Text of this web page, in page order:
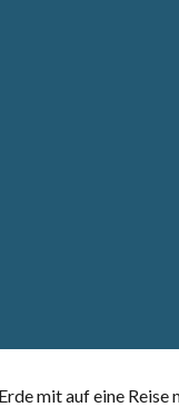
mit auf eine